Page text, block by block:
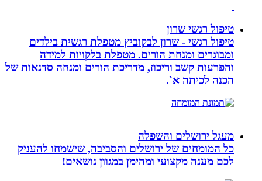
טיפול רגשי שרון
טיפול רגשי - שרון לבקוביץ מטפלת רגשית בילדים
ומבוגרים ומנחת הורים. מטפלת בלקויות למידה
והפרעות קשב וריכוז, מדריכת הורים ומנחה סדנאות של
הכנה לכיתה א`.
מעגל ירושלים והשפלה
כל המומחים של ירושלים והסביבה, שישמחו להעניק
לכם מענה מקצועי ומהימן במגוון נושאים!